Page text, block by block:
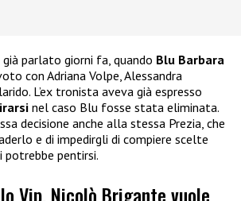
parlato giorni fa, quando Blu Barbara
con Adriana Volpe, Alessandra
L’ex tronista aveva già espresso
nel caso Blu fosse stata eliminata.
decisione anche alla stessa Prezia, che
e di impedirgli di compiere scelte
pentirsi.
Vip, Nicolò Brigante vuole